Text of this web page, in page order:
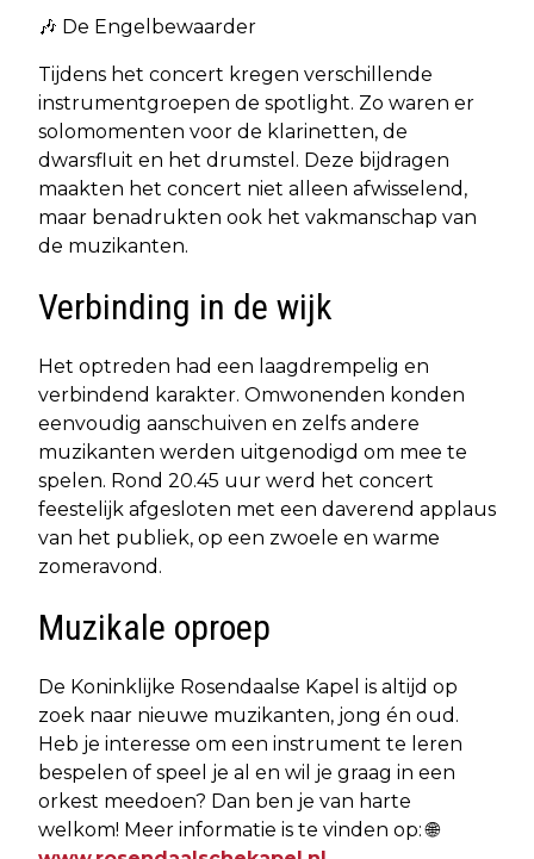
🎶 De Engelbewaarder
Tijdens het concert kregen verschillende
instrumentgroepen de spotlight. Zo waren er
solomomenten voor de klarinetten, de
dwarsfluit en het drumstel. Deze bijdragen
maakten het concert niet alleen afwisselend,
maar benadrukten ook het vakmanschap van
de muzikanten.
Verbinding in de wijk
Het optreden had een laagdrempelig en
verbindend karakter. Omwonenden konden
eenvoudig aanschuiven en zelfs andere
muzikanten werden uitgenodigd om mee te
spelen. Rond 20.45 uur werd het concert
feestelijk afgesloten met een daverend applaus
van het publiek, op een zwoele en warme
zomeravond.
Muzikale oproep
De Koninklijke Rosendaalse Kapel is altijd op
zoek naar nieuwe muzikanten, jong én oud.
Heb je interesse om een instrument te leren
bespelen of speel je al en wil je graag in een
orkest meedoen? Dan ben je van harte
welkom! Meer informatie is te vinden op: 🌐